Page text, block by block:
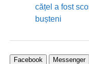
cățel a fost
bușteni
Facebook Messenger